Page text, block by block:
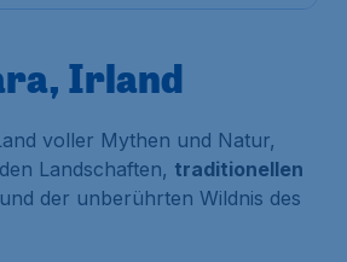
Irland
voller Mythen und Natur,
Landschaften, traditionellen
und der unberührten Wildnis des